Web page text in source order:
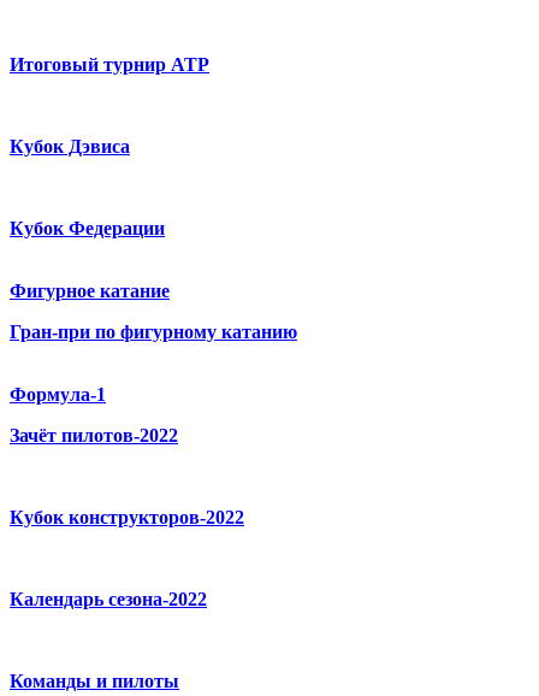
Итоговый турнир ATP
Кубок Дэвиса
Кубок Федерации
Фигурное катание
Гран-при по фигурному катанию
Формула-1
Зачёт пилотов-2022
Кубок конструкторов-2022
Календарь сезона-2022
Команды и пилоты